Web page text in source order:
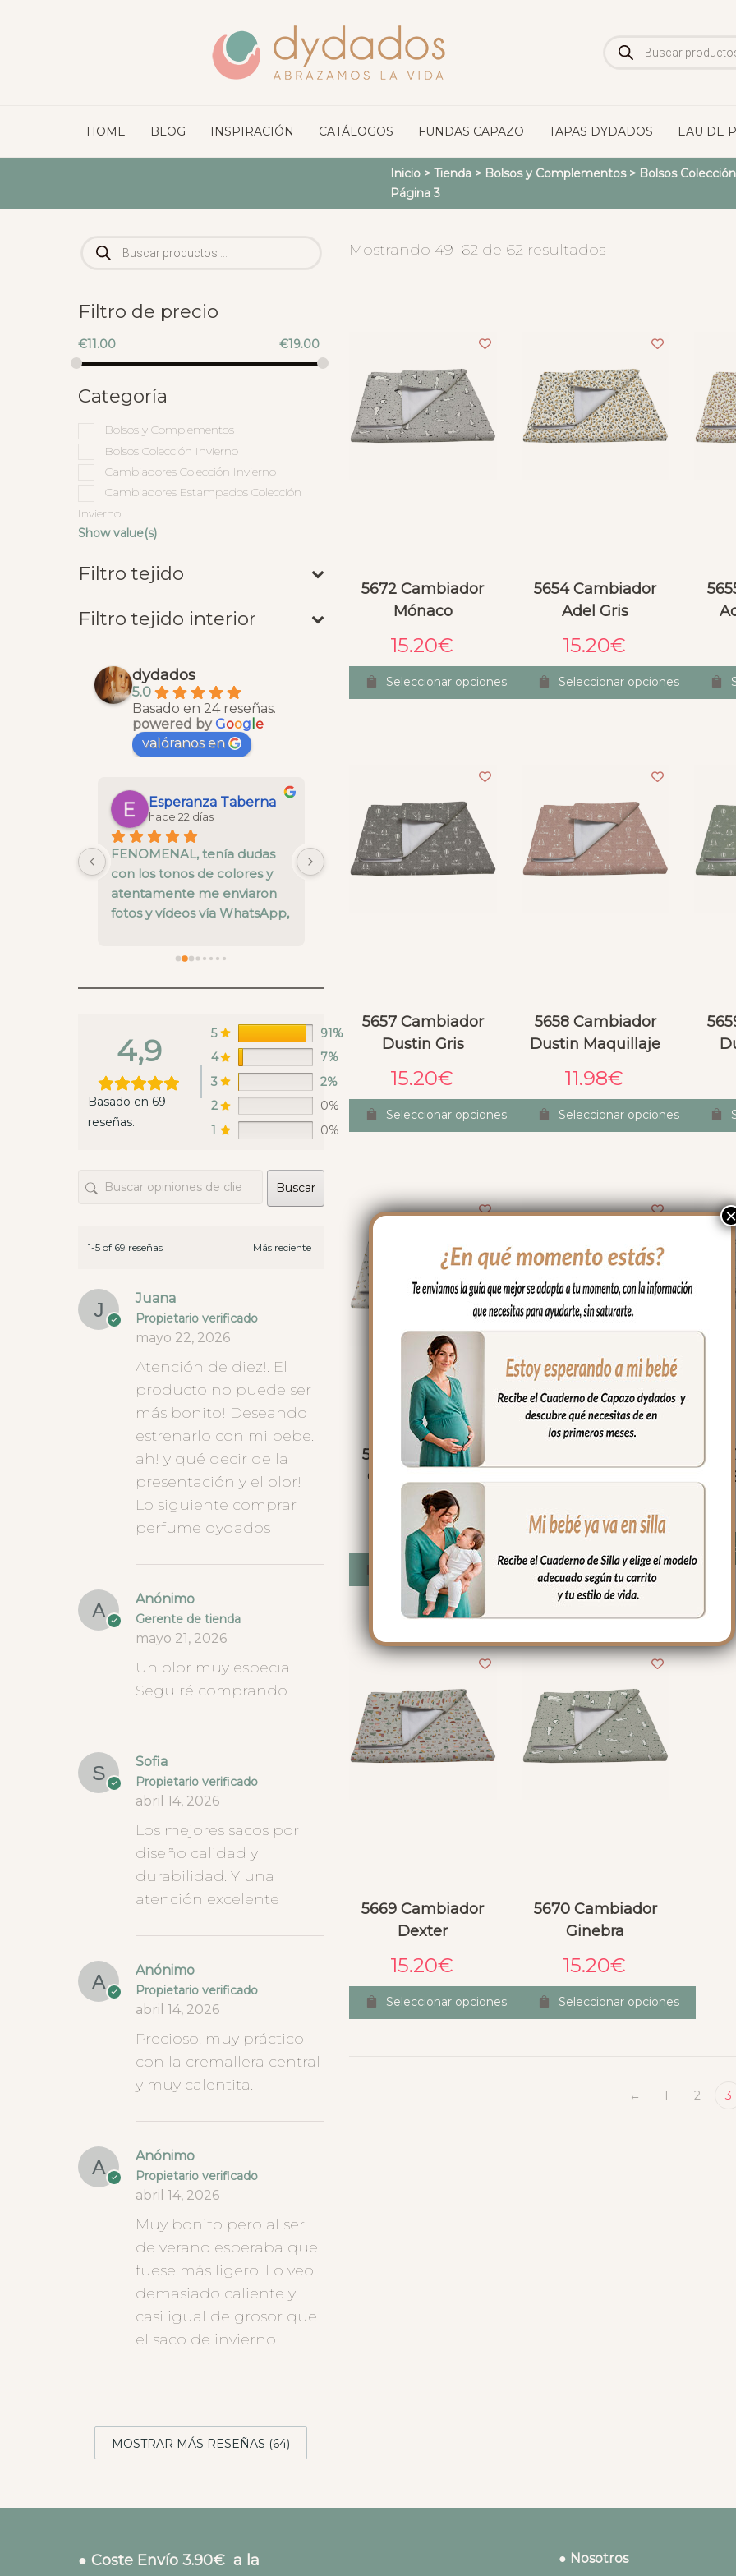
de
productos
HOME BLOG INSPIRACIÓN CATÁLOGOS FUNDAS CAPAZO TAPAS DYDADOS EAU DE
Inicio> Tienda> Bolsos y Complementos> Bolsos
Página 3
Mostrando 49–62 de 62 resultados
5672 Cambiador
Mónaco
15.20€
Seleccionar opciones
5654 Cambiador
Adel Gris
15.20€
Seleccionar opciones
5657 Cambiador
Dustin Gris
15.20€
Seleccionar opciones
5658 Cambiador
Dustin Maquillaje
11.98€
Seleccionar opciones
5665 Cambiador
Orlando Rosa –
Ayora
15.20€
Seleccionar opciones
15.20
5669 Cambiador
Dexter
15.20€
Seleccionar opciones
5670 Cambiador
Ginebra
15.20€
Seleccionar opciones
← 1 2 3
productos
Filtro de precio
€11.00 €19.00
Categoría
Bolsos y Complementos
Bolsos Colección Invierno
Cambiadores Colección Invierno
Cambiadores Estampados Colección
Invierno
Show value(s)
Filtro tejido
Filtro tejido interior
dydados
5.0
Basado en 24 reseñas.
powered byGoog e
valóranos en
Esperanza Taberna
hace 22 días
FENOMENAL, tenía dudas
con los tonos de colores y
atentamente me enviaron
fotos y vídeos vía WhatsApp,
calidad muy buena
Anabella Serrato
el mes pasado
La calidad de los productos
está bien, pero el servicio
estaba recibiendo de vuelta,
ya reparado.Ni hablar de
hacer una consulta por
WhatsApp esperando que el
lunes respondan y lo hagan
un sábado por la tarde,
enviando fotos y vídeos de
este tipo de empresas en las
que da gusto gastar el
dinero
Sandra Dubra
hace 2 meses
Buenisima experiencia de
compra. El saco de capazo
me parecio un detalle
precioso ❤️ Repetiré sin
duda. Como punto de
mejora, la web es un poco
dificil de navegar.
4,9
Basado en 69
reseñas.
5
91%
4
7%
3
2%
2
0%
1
0%
Buscar
1-5 of 69 reseñas
Juana
Propietario verificado
mayo 22, 2026
Atención de diez!. El
producto no puede ser
más bonito! Deseando
estrenarlo con mi bebe.
ah! y qué decir de la
presentación y el olor!
Lo siguiente comprar
perfume dydados
Anónimo
Gerente de tienda
mayo 21, 2026
Un olor muy especial.
Seguiré comprando
Sofia
Propietario verificado
abril 14, 2026
Los mejores sacos por
diseño calidad y
durabilidad. Y una
atención excelente
Anónimo
Propietario verificado
abril 14, 2026
Precioso, muy práctico
con la cremallera central
y muy calentita.
Anónimo
Propietario verificado
abril 14, 2026
Muy bonito pero al ser
de verano esperaba que
fuese más ligero. Lo veo
demasiado caliente y
casi igual de grosor que
el saco de invierno
MOSTRAR MÁS RESEÑAS (64)
● Coste Envío 3.90€ a la
● Nosotros
×